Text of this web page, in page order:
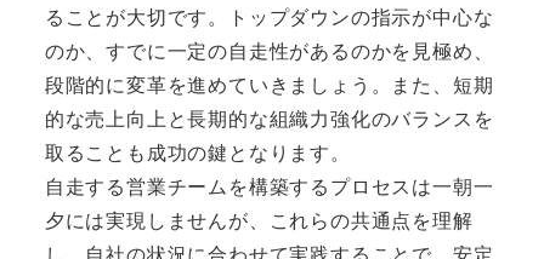
ることが大切です。トップダウンの指示が中心な
のか、すでに一定の自走性があるのかを見極め、
段階的に変革を進めていきましょう。また、短期
的な売上向上と長期的な組織力強化のバランスを
取ることも成功の鍵となります。
自走する営業チームを構築するプロセスは一朝一
夕には実現しませんが、これらの共通点を理解
し、自社の状況に合わせて実践することで、安定